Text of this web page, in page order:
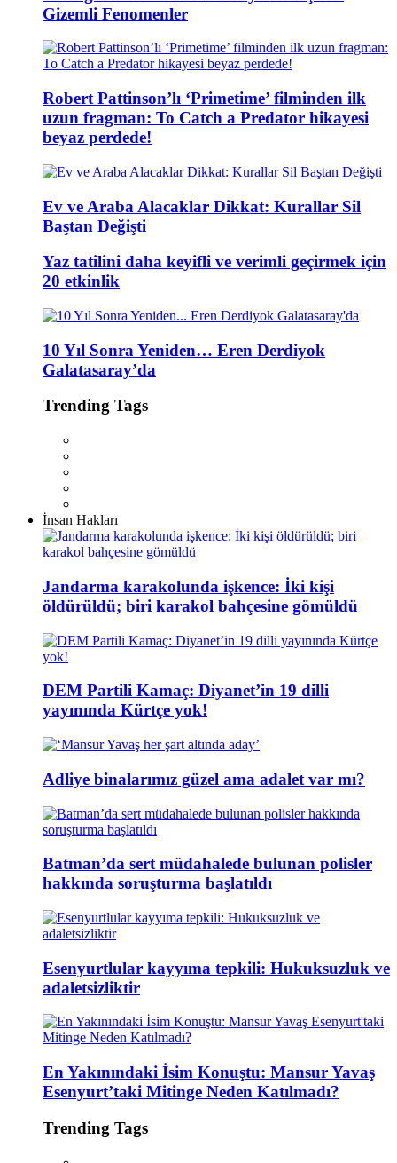
Gizemli Fenomenler
Robert Pattinson’lı ‘Primetime’ filminden ilk
uzun fragman: To Catch a Predator hikayesi
beyaz perdede!
Ev ve Araba Alacaklar Dikkat: Kurallar Sil
Baştan Değişti
Yaz tatilini daha keyifli ve verimli geçirmek için
20 etkinlik
10 Yıl Sonra Yeniden… Eren Derdiyok
Galatasaray’da
Trending Tags
İnsan Hakları
Jandarma karakolunda işkence: İki kişi
öldürüldü; biri karakol bahçesine gömüldü
DEM Partili Kamaç: Diyanet’in 19 dilli
yayınında Kürtçe yok!
Adliye binalarımız güzel ama adalet var mı?
Batman’da sert müdahalede bulunan polisler
hakkında soruşturma başlatıldı
Esenyurtlular kayyıma tepkili: Hukuksuzluk ve
adaletsizliktir
En Yakınındaki İsim Konuştu: Mansur Yavaş
Esenyurt’taki Mitinge Neden Katılmadı?
Trending Tags